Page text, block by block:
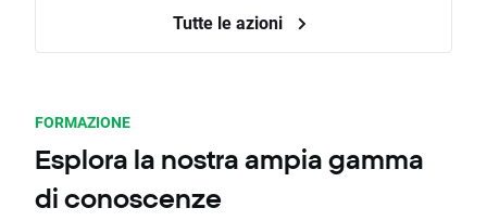
Tutte le azioni
FORMAZIONE
Esplora la nostra ampia gamma
di conoscenze